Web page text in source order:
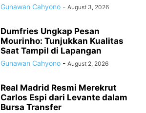
Gunawan Cahyono - August 3, 2026
Dumfries Ungkap Pesan
Mourinho: Tunjukkan Kualitas
Saat Tampil di Lapangan
Gunawan Cahyono - August 2, 2026
Real Madrid Resmi Merekrut
Carlos Espi dari Levante dalam
Bursa Transfer